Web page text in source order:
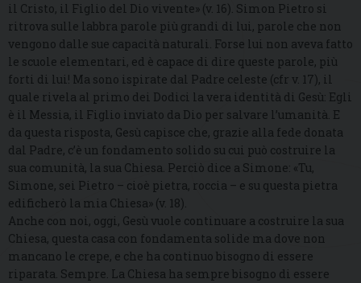
il Cristo, il Figlio del Dio vivente» (v. 16). Simon Pietro si
ritrova sulle labbra parole più grandi di lui, parole che non
vengono dalle sue capacità naturali. Forse lui non aveva fatto
le scuole elementari, ed è capace di dire queste parole, più
forti di lui! Ma sono ispirate dal Padre celeste (cfr v. 17), il
quale rivela al primo dei Dodici la vera identità di Gesù: Egli
è il Messia, il Figlio inviato da Dio per salvare l’umanità. E
da questa risposta, Gesù capisce che, grazie alla fede donata
dal Padre, c’è un fondamento solido su cui può costruire la
sua comunità, la sua Chiesa. Perciò dice a Simone: «Tu,
Simone, sei Pietro – cioè pietra, roccia – e su questa pietra
edificherò la mia Chiesa» (v. 18).
Anche con noi, oggi, Gesù vuole continuare a costruire la sua
Chiesa, questa casa con fondamenta solide ma dove non
mancano le crepe, e che ha continuo bisogno di essere
riparata. Sempre. La Chiesa ha sempre bisogno di essere